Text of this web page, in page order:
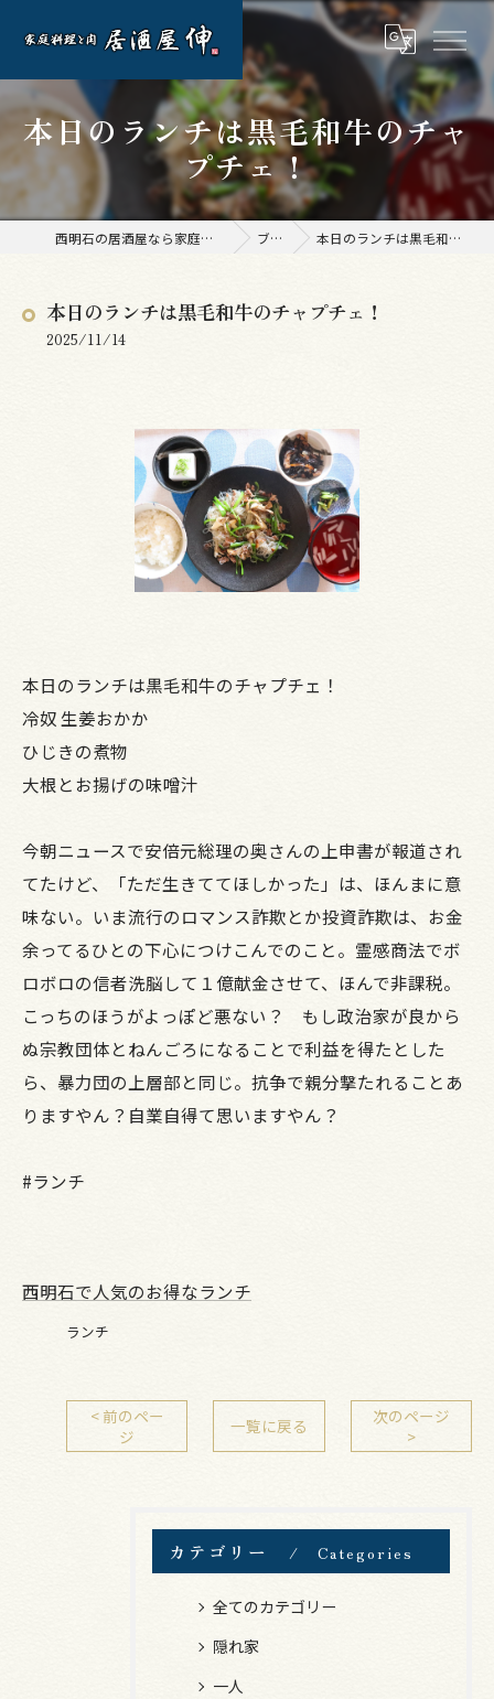
本日のランチは黒毛和牛のチャ
プチェ！
西明石の居酒屋なら家庭料理と肉 居酒屋 伸 ブログ 本日のランチは黒毛和牛のチャプチェ！
本日のランチは黒毛和牛のチャプチェ！
2025/11/14
本日のランチは黒毛和牛のチャプチェ！
冷奴 生姜おかか
ひじきの煮物
大根とお揚げの味噌汁
今朝ニュースで安倍元総理の奥さんの上申書が報道され
てたけど、「ただ生きててほしかった」は、ほんまに意
味ない。いま流行のロマンス詐欺とか投資詐欺は、お金
余ってるひとの下心につけこんでのこと。霊感商法でボ
ロボロの信者洗脳して１億献金させて、ほんで非課税。
こっちのほうがよっぽど悪ない？ もし政治家が良から
ぬ宗教団体とねんごろになることで利益を得たとした
ら、暴力団の上層部と同じ。抗争で親分撃たれることあ
りますやん？自業自得て思いますやん？
#ランチ
西明石で人気のお得なランチ
ランチ
< 前のペー
ジ
一覧に戻る
次のページ
>
カテゴリー Categories
全てのカテゴリー
隠れ家
一人